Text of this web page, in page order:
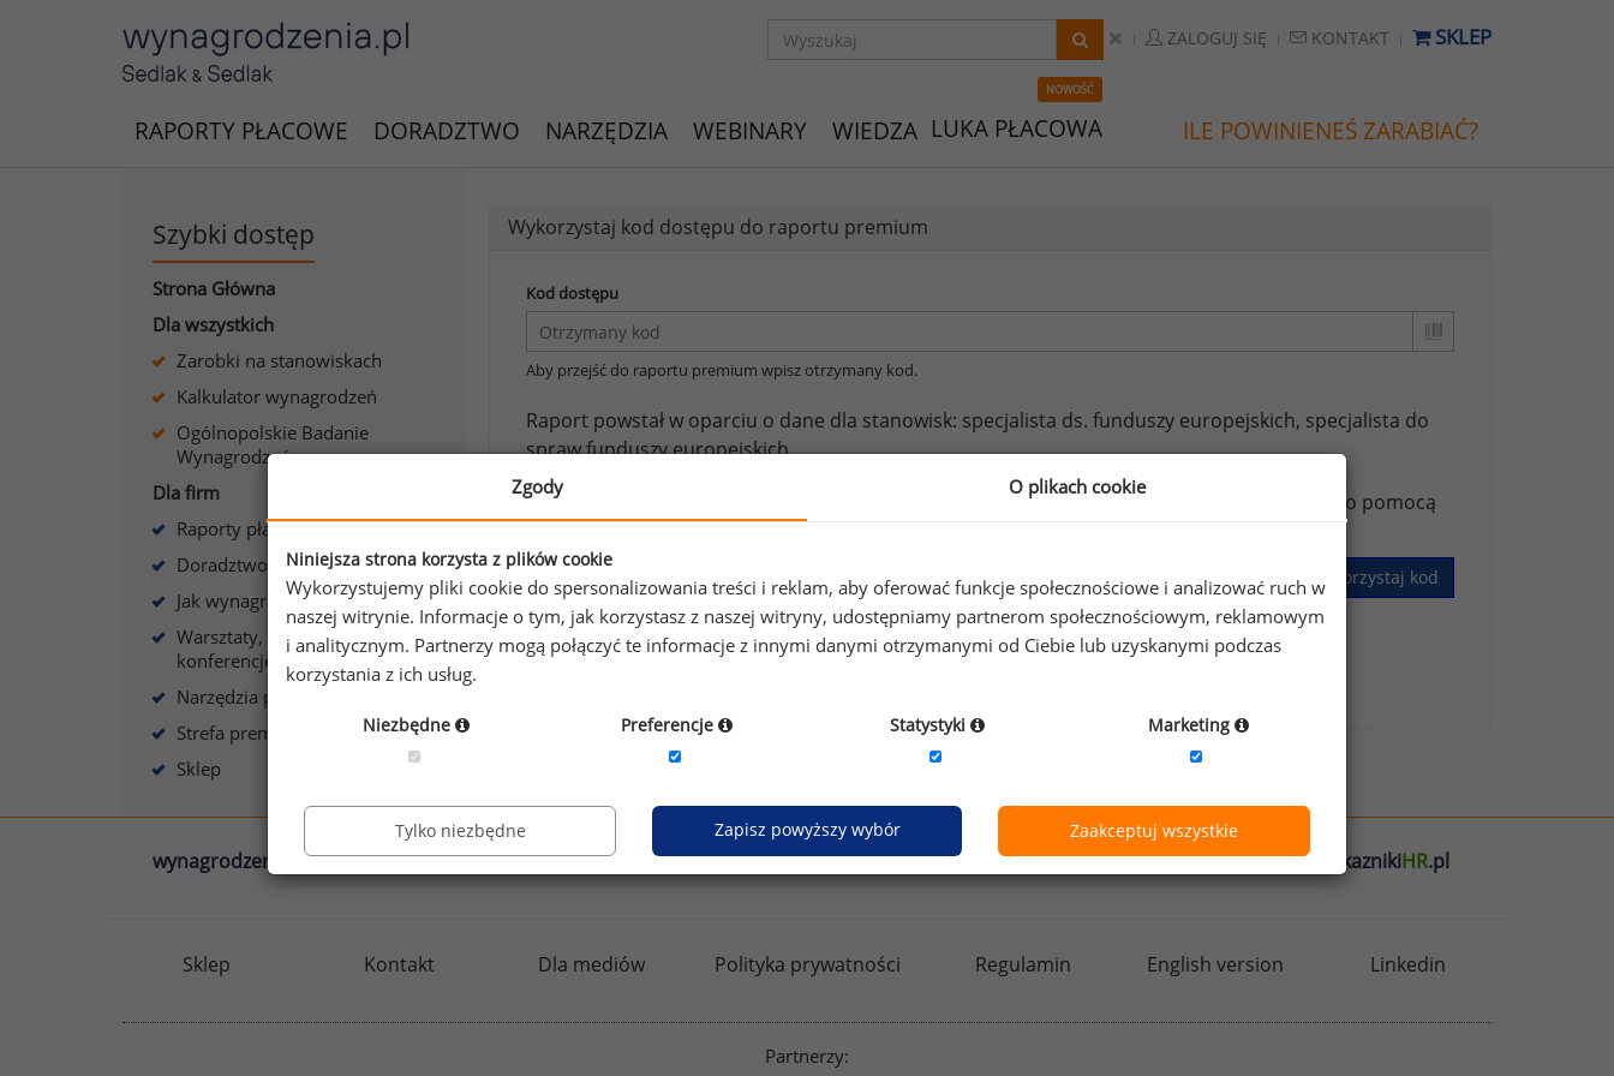
ZALOGUJ SIĘ KONTAKT SKLEP
RAPORTY PŁACOWE DORADZTWO NARZĘDZIA WEBINARY WIEDZA
NOWOŚĆ
LUKA PŁACOWA ILE POWINIENEŚ ZARABIAĆ?
Szybki dostęp
Strona Główna
Dla wszystkich
Zarobki na stanowiskach
Kalkulator wynagrodzeń
Ogólnopolskie Badanie
Wynagrodzeń
Dla firm
Raporty płacowe dla firm
Doradztwo płacowe
Jak wynagradzać?
Warsztaty, szkolenia,
konferencje
Narzędzia płacowe
Strefa premium
Sklep
Wykorzystaj kod dostępu do raportu premium
Kod dostępu
Aby przejść do raportu premium wpisz otrzymany kod.
Raport powstał w oparciu o dane dla stanowisk: specjalista ds. funduszy europejskich, specjalista do
spraw funduszy europejskich.
Jeżeli posiadasz dostęp, do pełnego raportu jednego z powyższych stanowisk możesz za jego pomocą
sprawdzić raporty dla pozostałych.
Wykorzystaj kod
Aby otrzymać darmowy kod dostępu weź udział wOgólnopolskim Badaniu Wynagrodzeń
wynagrodzenia.pl sedlak.pl kfw.sedlak.pl rynekpracy.pl raportyplacowe.pl badaniaHR.pl wskaznikiHR.pl
Sklep Kontakt Dla mediów Polityka prywatności Regulamin English version Linkedin
Partnerzy:
Zgody O plikach cookie
Niniejsza strona korzysta z plików cookie
Wykorzystujemy pliki cookie do spersonalizowania treści i reklam, aby oferować funkcje społecznościowe i analizować ruch w
naszej witrynie. Informacje o tym, jak korzystasz z naszej witryny, udostępniamy partnerom społecznościowym, reklamowym
i analitycznym. Partnerzy mogą połączyć te informacje z innymi danymi otrzymanymi od Ciebie lub uzyskanymi podczas
korzystania z ich usług.
Niezbędne Preferencje Statystyki Marketing
Tylko niezbędne Zapisz powyższy wybór Zaakceptuj wszystkie